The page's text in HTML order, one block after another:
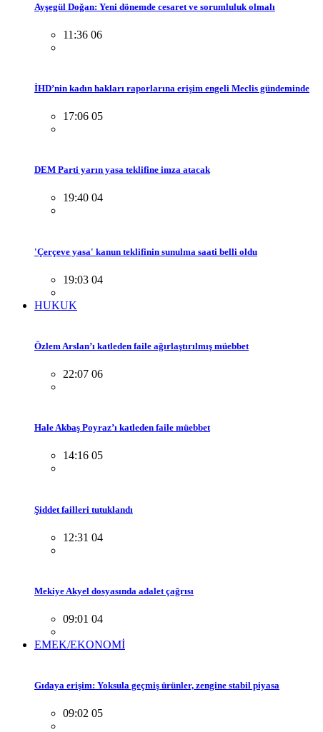
Ayşegül Doğan: Yeni dönemde cesaret ve sorumluluk olmalı
11:36 06
İHD’nin kadın hakları raporlarına erişim engeli Meclis gündeminde
17:06 05
DEM Parti yarın yasa teklifine imza atacak
19:40 04
'Çerçeve yasa' kanun teklifinin sunulma saati belli oldu
19:03 04
HUKUK
Özlem Arslan’ı katleden faile ağırlaştırılmış müebbet
22:07 06
Hale Akbaş Poyraz’ı katleden faile müebbet
14:16 05
Şiddet failleri tutuklandı
12:31 04
Mekiye Akyel dosyasında adalet çağrısı
09:01 04
EMEK/EKONOMİ
Gıdaya erişim: Yoksula geçmiş ürünler, zengine stabil piyasa
09:02 05